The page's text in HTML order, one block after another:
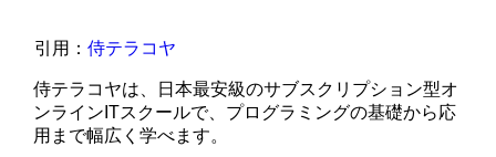
引用： 侍テラコヤ
侍テラコヤは、日本最安級のサブスクリプション型オ
ンラインITスクールで、プログラミングの基礎から応
用まで幅広く学べます。